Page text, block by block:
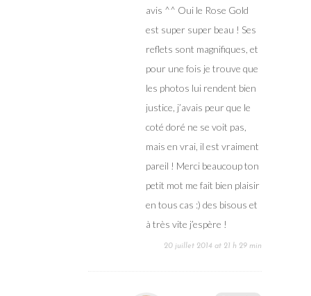
avis ^^ Oui le Rose Gold
est super super beau ! Ses
reflets sont magnifiques, et
pour une fois je trouve que
les photos lui rendent bien
justice, j’avais peur que le
coté doré ne se voit pas,
mais en vrai, il est vraiment
pareil ! Merci beaucoup ton
petit mot me fait bien plaisir
en tous cas :) des bisous et
à très vite j’espère !
20 juillet 2014 at 21 h 29 min